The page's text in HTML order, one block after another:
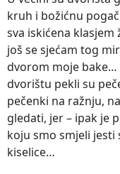
kruh i božićnu
sva iskićena klasjem
još se sjećam tog
dvorom moje bake…
dvorištu pekli su
pečenki na ražnju,
gledati, jer – ipak je
koju smo smjeli jesti
kiselice…